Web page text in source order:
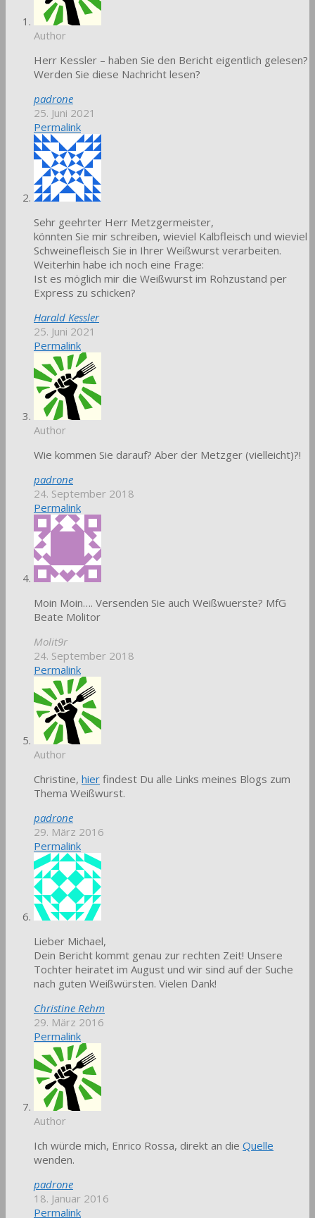
Author
Herr Kessler – haben Sie den Bericht eigentlich gelesen?
Werden Sie diese Nachricht lesen?
padrone
25. Juni 2021
Permalink
Sehr geehrter Herr Metzgermeister,
könnten Sie mir schreiben, wieviel Kalbfleisch und wieviel
Schweinefleisch Sie in Ihrer Weißwurst verarbeiten.
Weiterhin habe ich noch eine Frage:
Ist es möglich mir die Weißwurst im Rohzustand per
Express zu schicken?
Harald Kessler
25. Juni 2021
Permalink
Author
Wie kommen Sie darauf? Aber der Metzger (vielleicht)?!
padrone
24. September 2018
Permalink
Moin Moin…. Versenden Sie auch Weißwuerste? MfG
Beate Molitor
Molit9r
24. September 2018
Permalink
Author
Christine, hier findest Du alle Links meines Blogs zum
Thema Weißwurst.
padrone
29. März 2016
Permalink
Lieber Michael,
Dein Bericht kommt genau zur rechten Zeit! Unsere
Tochter heiratet im August und wir sind auf der Suche
nach guten Weißwürsten. Vielen Dank!
Christine Rehm
29. März 2016
Permalink
Author
Ich würde mich, Enrico Rossa, direkt an die Quelle
wenden.
padrone
18. Januar 2016
Permalink